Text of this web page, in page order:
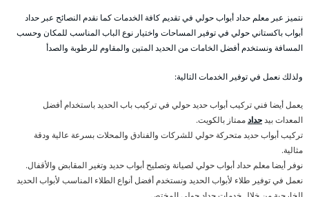
نتميز عبر معلم حداد أبواب حولي في تقديم كافة الخدمات كما نقدم النصائح عبر حداد
أبواب باكستاني حولي في توفير المساحات واختيار نوع الباب المناسب للمكان وحسب
المسافة ونستخدم أفضل الخامات من الحديد المتين والمقاوم للرطوبة والصدأ
ولذلك نعمل في توفير الخدمات التالية:
يعمل أيضا فني تركيب أبواب حديد حولي في تركيب باب الحديد باستخدام أفضل
المعدات بيدحدادممتاز بالكويت.
تركيب أبواب حديد متحركة حولي للشركات والفنادق والمحلات بسرعة عالية ودقة
مثالية.
نوفر أيضا معلم حداد أبواب حولي لصيانة وتصليح أبواب حديد وتغير المقابض والأقفال.
نعمل في توفير طلاء لأبواب الحديد ونستخدم أفضل أنواع الطلاء المناسب لأبواب الحديد